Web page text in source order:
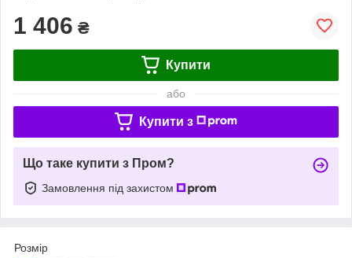
1 406 ₴
Купити
або
Купити з
Що таке купити з Пром?
Замовлення під захистом
Розмір